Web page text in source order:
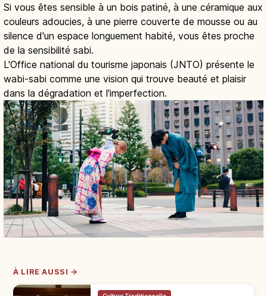
Si vous êtes sensible à un bois patiné, à une céramique aux
couleurs adoucies, à une pierre couverte de mousse ou au
silence d'un espace longuement habité, vous êtes proche
de la sensibilité sabi.
L'Office national du tourisme japonais (JNTO) présente le
wabi-sabi comme une vision qui trouve beauté et plaisir
dans la dégradation et l'imperfection.
À LIRE AUSSI →